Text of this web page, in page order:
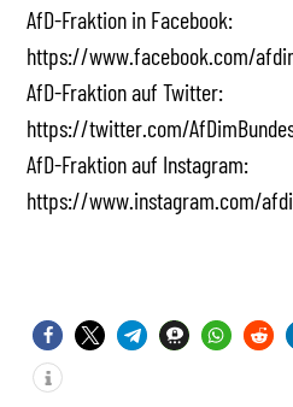
AfD-Fraktion in Facebook:
https://www.facebook.com/
AfD-Fraktion auf Twitter:
https://twitter.com/
AfD-Fraktion auf Instagram:
https://www.instagram.com/